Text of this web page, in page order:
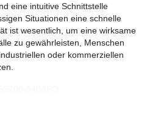
eine intuitive Schnittstelle
Situationen eine schnelle
ist wesentlich, um eine wirksame
zu gewährleisten, Menschen
oder kommerziellen